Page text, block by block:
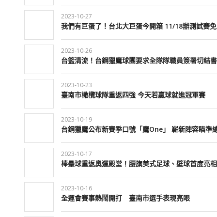
2023-10-27
我們有巨蛋了！台北大巨蛋今開箱 11/18辦測試賽
2023-10-26
台籃清流！台鋼獵鷹球團要求全隊隊職員簽署切結書
2023-10-23
臺南市橄欖球隊重返四強 今天若贏球就進冠軍賽
2023-10-19
台鋼獵鷹公布新賽季口號「鷹One」 嶄新陣容瞄準
2023-10-17
棒壘球重返奧運殿堂！腰旗美式足球、壁球首度亮相
2023-10-16
全運會賽事熱鬧開打 臺南市選手表現亮眼